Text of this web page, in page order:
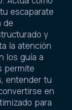
escaparate
de
y
la atención
los guía a
permite
entender tu
en
para